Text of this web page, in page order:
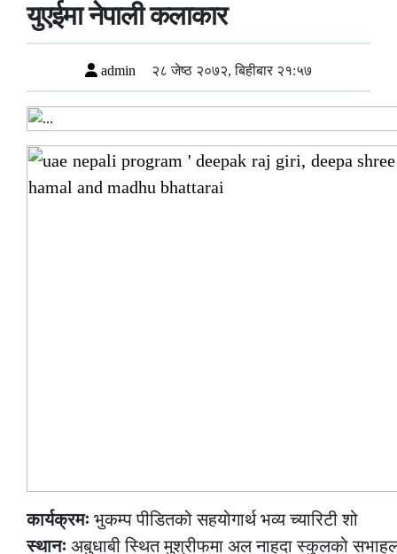
युएईमा नेपाली कलाकार
admin २८ जेष्ठ २०७२, बिहीबार २१:५७
कार्यक्रमः भुकम्प पीडितको सहयोगार्थ भव्य च्यारिटी शो
स्थानः अबुधाबी स्थित मुश्रीफमा अल नाहदा स्कुलको